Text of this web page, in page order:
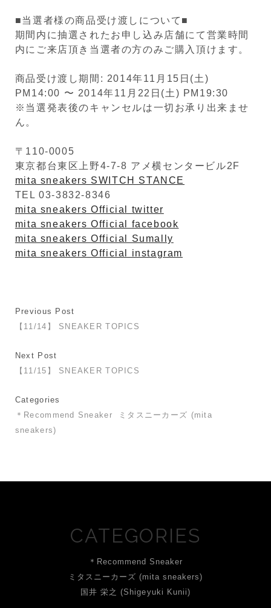
■当選者様の商品受け渡しについて■
期間内に抽選されたお申し込み店舗にて営業時間
内にご来店頂き当選者の方のみご購入頂けます。
商品受け渡し期間: 2014年11月15日(土)
PM14:00 〜 2014年11月22日(土) PM19:30
※当選発表後のキャンセルは一切お承り出来ませ
ん。
〒110-0005
東京都台東区上野4-7-8 アメ横センタービル2F
mita sneakers SWITCH STANCE
TEL 03-3832-8346
mita sneakers Official twitter
mita sneakers Official facebook
mita sneakers Official Sumally
mita sneakers Official instagram
Previous Post
【11/14】 SNEAKER TOPICS
Next Post
【11/15】 SNEAKER TOPICS
Categories
＊Recommend Sneaker
ミタスニーカーズ (mita
sneakers)
CATEGORIES
＊Recommend Sneaker
ミタスニーカーズ (mita sneakers)
国井 栄之 (Shigeyuki Kunii)